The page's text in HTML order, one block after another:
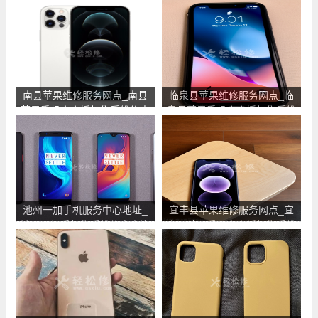
南县苹果维修服务网点_南县
苹果手机官方授权售后维修中
临泉县苹果维修服务网点_临
泉县苹果手机官方授权售后维
池州一加手机服务中心地址_
池州一加手机售后维修点查询
宜丰县苹果维修服务网点_宜
丰县苹果手机官方授权售后维
修中心地址电话